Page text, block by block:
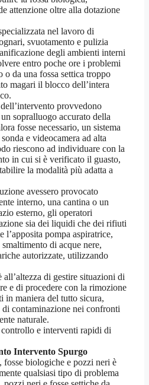
attenzione oltre alla dotazione
nel lavoro di
svuotamento e pulizia
degli ambienti interni
entro poche ore i problemi
o da una fossa settica troppo
magari il blocco dell’intera
provvedono
sopralluogo accurato della
fosse necessario, un sistema
e videocamera ad alta
riescono ad individuare con la
in cui si è verificato il guasto,
la modalità più adatta a
avessero provocato
interno, una cantina o un
esterno, gli operatori
sia dei liquidi che dei rifiuti
l’apposita pompa aspiratrice,
di acque nere,
autorizzate, utilizzando
all’altezza di gestire situazioni di
e di procedere con la rimozione
in maniera del tutto sicura,
contaminazione nei confronti
naturale.
e interventi rapidi di
Intervento Spurgo
fosse biologiche e pozzi neri è
qualsiasi tipo di problema